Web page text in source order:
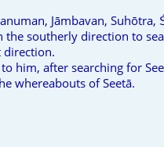
Jāmbavan, Suhōtra,
southerly direction to
direction.
him, after searching for
whereabouts of Seetā.